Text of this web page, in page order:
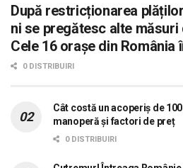
După restricționarea
ni se pregătesc alte măsuri
Cele 16 orașe din România
dorește aplicarea sistemului
0 DISTRIBUIRI
Cât costă un acoperiș de
manoperă și factori de preț
0 DISTRIBUIRI